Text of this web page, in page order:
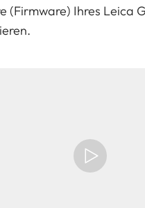
(Firmware) Ihres Leica